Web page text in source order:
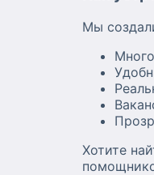
Мы
Хотите